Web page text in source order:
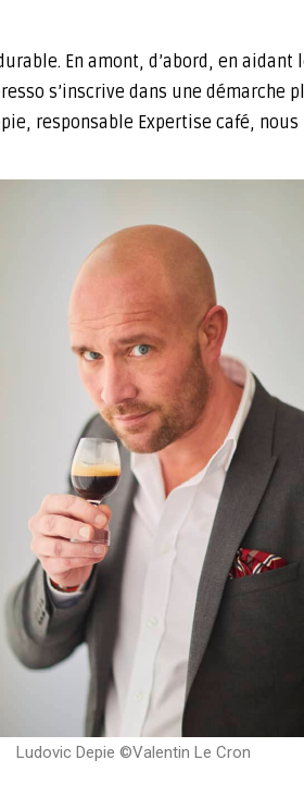
En amont, d’abord, en
s’inscrive dans une démarche
responsable Expertise café,
Ludovic Depie ©Valentin Le Cron